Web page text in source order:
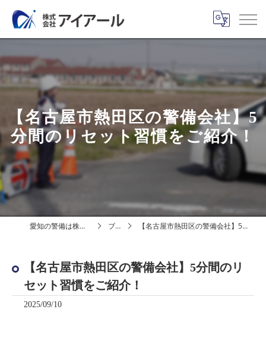
【名古屋市熱田区の警備会社】5
分間のリセット習慣をご紹介！
愛知の警備は株式会社アイアール ブログ 【名古屋市熱田区の警備会社】5分間のリセット習慣をご紹介！
【名古屋市熱田区の警備会社】5分間のリ
セット習慣をご紹介！
2025/09/10